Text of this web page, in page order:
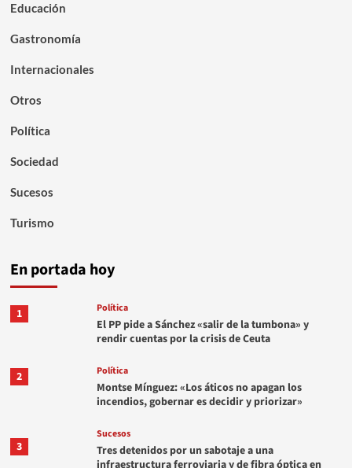
Educación
Gastronomía
Internacionales
Otros
Política
Sociedad
Sucesos
Turismo
En portada hoy
1 Política
El PP pide a Sánchez «salir de la tumbona» y
rendir cuentas por la crisis de Ceuta
2 Política
Montse Mínguez: «Los áticos no apagan los
incendios, gobernar es decidir y priorizar»
3
Sucesos
Tres detenidos por un sabotaje a una